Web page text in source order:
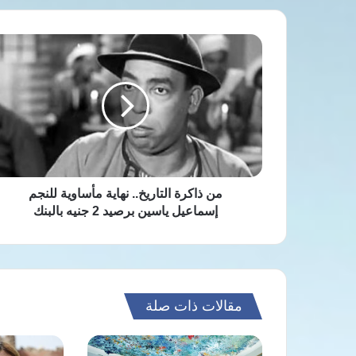
من
ذاكرة
التاريخ..
نهاية
مأساوية
للنجم
إسماعيل
ياسين
برصيد
من ذاكرة التاريخ.. نهاية مأساوية للنجم
إسماعيل ياسين برصيد 2 جنيه بالبنك
مقالات ذات صلة